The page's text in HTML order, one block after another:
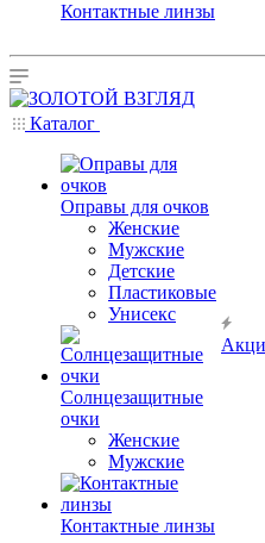
Контактные линзы
Каталог
Оправы для очков
Женские
Мужские
Детские
Пластиковые
Унисекс
Солнцезащитные
очки
Женские
Мужские
Контактные линзы